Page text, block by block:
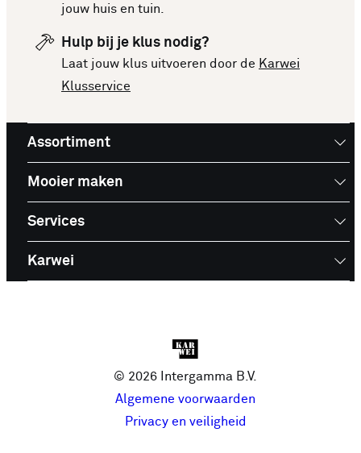
specificaties en prijzen om een goede keuze te
zodat je meteen op de hoogte bent van de
jouw huis en tuin.
Hulp bij je klus nodig?
Laat jouw klus uitvoeren door de Karwei
Klusservice
Assortiment
Mooier maken
Services
Karwei
© 2026 Intergamma B.V.
Algemene voorwaarden
Privacy en veiligheid